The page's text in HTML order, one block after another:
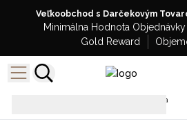
Veľkoobchod s Darčekovým
Minimálna Hodnota Objednávky
Gold Reward
Planéty zo Vzácnych Kameňov na